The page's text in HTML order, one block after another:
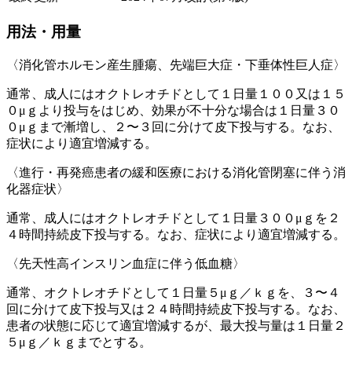
用法・用量
〈消化管ホルモン産生腫瘍、先端巨大症・下垂体性巨人症〉
通常、成人にはオクトレオチドとして１日量１００又は１５
０μｇより投与をはじめ、効果が不十分な場合は１日量３０
０μｇまで漸増し、２〜３回に分けて皮下投与する。なお、
症状により適宜増減する。
〈進行・再発癌患者の緩和医療における消化管閉塞に伴う消
化器症状〉
通常、成人にはオクトレオチドとして１日量３００μｇを２
４時間持続皮下投与する。なお、症状により適宜増減する。
〈先天性高インスリン血症に伴う低血糖〉
通常、オクトレオチドとして１日量５μｇ／ｋｇを、３〜４
回に分けて皮下投与又は２４時間持続皮下投与する。なお、
患者の状態に応じて適宜増減するが、最大投与量は１日量２
５μｇ／ｋｇまでとする。